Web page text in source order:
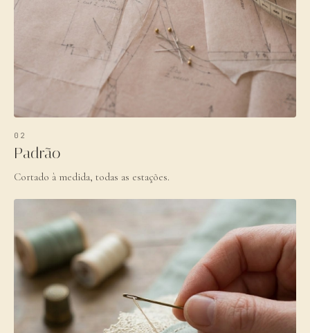
02
Padrão
Cortado à medida, todas as estações.